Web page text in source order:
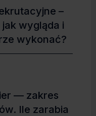
–
wygląda i
wykonać?
— zakres
Ile zarabia